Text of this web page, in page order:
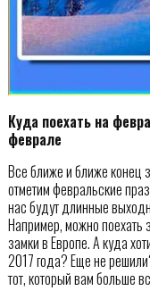
Куда поехать на
феврале
Все ближе и ближе конец
отметим февральские
нас будут длинные
Например, можно поехать
замки в Европе. А куда
2017 года? Еще не
тот, который вам больше